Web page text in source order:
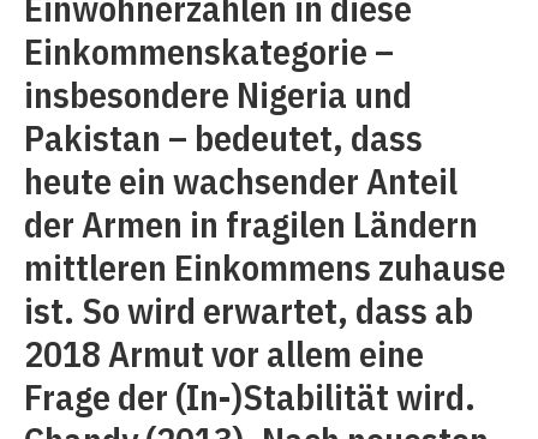
Einkommenskategorie –
insbesondere Nigeria und
Pakistan – bedeutet, dass
heute ein wachsender Anteil
der Armen in fragilen Ländern
mittleren Einkommens zuhause
ist. So wird erwartet, dass ab
2018 Armut vor ­allem eine
Frage der (In-)Stabilität wird.